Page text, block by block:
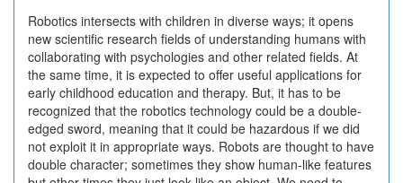
Robotics intersects with children in diverse ways; it opens
new scientific research fields of understanding humans with
collaborating with psychologies and other related fields. At
the same time, it is expected to offer useful applications for
early childhood education and therapy. But, it has to be
recognized that the robotics technology could be a double-
edged sword, meaning that it could be hazardous if we did
not exploit it in appropriate ways. Robots are thought to have
double character; sometimes they show human-like features